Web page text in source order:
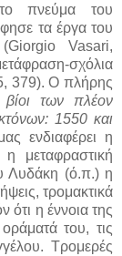
πνεύμα του
τα έργα του
(Giorgio Vasari,
σχόλια
379). Ο πλήρης
βίοι των πλέον
1550 και
ενδιαφέρει η
μεταφραστική
Λυδάκη (ό.π.) η
τρομακτικά
ότι η έννοια της
του, τις
Τρομερές